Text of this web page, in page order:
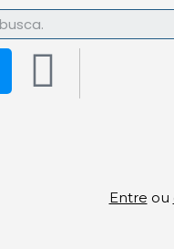
Entre ou